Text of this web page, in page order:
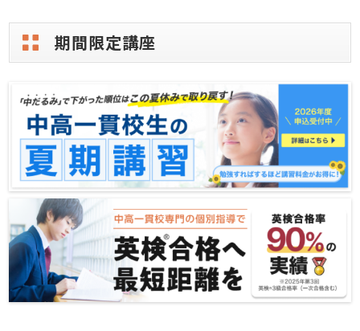
期間限定講座